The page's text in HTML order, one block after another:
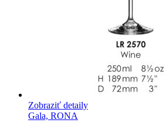
Zobraziť detaily
Gala, RONA